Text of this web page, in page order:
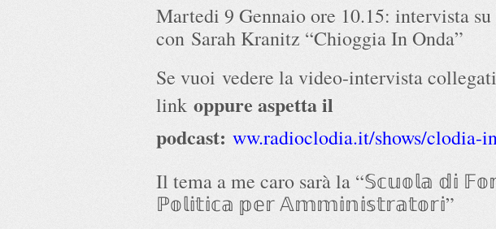
Martedi 9 Gennaio ore 10.15: intervista
con Sarah Kranitz “Chioggia In Onda”
Se vuoi vedere la video-intervista
link oppure aspetta il
podcast: ww.radioclodia.it/shows/clodia-
Il tema a me caro sarà la “𝕊𝕔𝕦𝕠𝕝𝕒 𝕕𝕚
ℙ𝕠𝕝𝕚𝕥𝕚𝕔𝕒 𝕡𝕖𝕣 𝔸𝕞𝕞𝕚𝕟𝕚𝕤𝕥𝕣𝕒𝕥𝕠𝕣𝕚”